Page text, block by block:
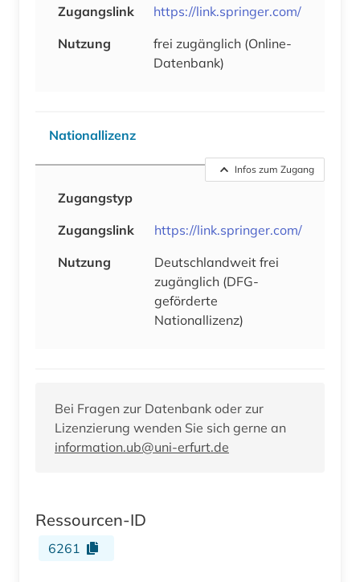
Zugangslink
https://link.springer.com/
Nutzung
frei zugänglich (Online-
Datenbank)
Nationallizenz
Infos zum Zugang
Zugangstyp
Zugangslink
https://link.springer.com/
Nutzung
Deutschlandweit frei
zugänglich (DFG-
geförderte
Nationallizenz)
Bei Fragen zur Datenbank oder zur
Lizenzierung wenden Sie sich gerne an
information.ub@uni-erfurt.de
Ressourcen-ID
6261